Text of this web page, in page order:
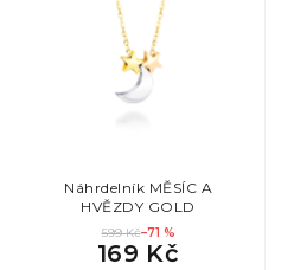
Náhrdelník MĚSÍC A
HVĚZDY GOLD
599 Kč–71 %
169 Kč